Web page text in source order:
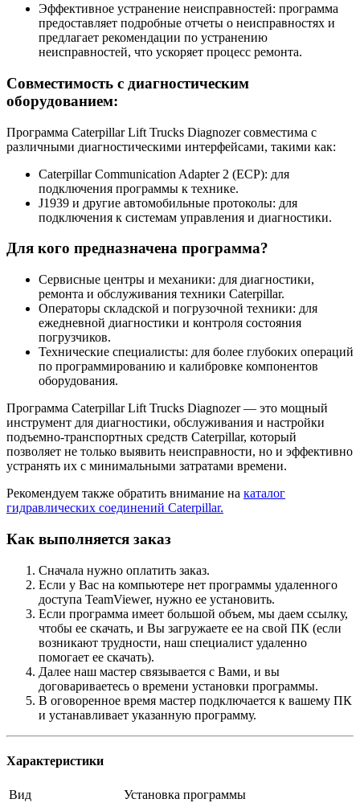
Эффективное устранение неисправностей: программа
предоставляет подробные отчеты о неисправностях и
предлагает рекомендации по устранению
неисправностей, что ускоряет процесс ремонта.
Совместимость с диагностическим
оборудованием:
Программа Caterpillar Lift Trucks Diagnozer совместима с
различными диагностическими интерфейсами, такими как:
Caterpillar Communication Adapter 2 (ECP): для
подключения программы к технике.
J1939 и другие автомобильные протоколы: для
подключения к системам управления и диагностики.
Для кого предназначена программа?
Сервисные центры и механики: для диагностики,
ремонта и обслуживания техники Caterpillar.
Операторы складской и погрузочной техники: для
ежедневной диагностики и контроля состояния
погрузчиков.
Технические специалисты: для более глубоких операций
по программированию и калибровке компонентов
оборудования.
Программа Caterpillar Lift Trucks Diagnozer — это мощный
инструмент для диагностики, обслуживания и настройки
подъемно-транспортных средств Caterpillar, который
позволяет не только выявить неисправности, но и эффективно
устранять их с минимальными затратами времени.
Рекомендуем также обратить внимание на каталог
гидравлических соединений Caterpillar.
Как выполняется заказ
Сначала нужно оплатить заказ.
Если у Вас на компьютере нет программы удаленного
доступа TeamViewer, нужно ее установить.
Если программа имеет большой объем, мы даем ссылку,
чтобы ее скачать, и Вы загружаете ее на свой ПК (если
возникают трудности, наш специалист удаленно
помогает ее скачать).
Далее наш мастер связывается с Вами, и вы
договариваетесь о времени установки программы.
В оговоренное время мастер подключается к вашему ПК
и устанавливает указанную программу.
Характеристики
Вид
Установка программы